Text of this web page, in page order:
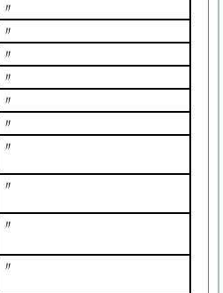
〃
〃
〃
〃
〃
〃
〃
〃
〃
〃